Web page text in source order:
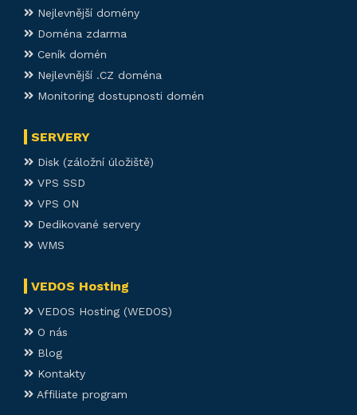
Nejlevnější domény
Doména zdarma
Ceník domén
Nejlevnější .CZ doména
Monitoring dostupnosti domén
SERVERY
Disk (záložní úložiště)
VPS SSD
VPS ON
Dedikované servery
WMS
VEDOS Hosting
VEDOS Hosting (WEDOS)
O nás
Blog
Kontakty
Affiliate program